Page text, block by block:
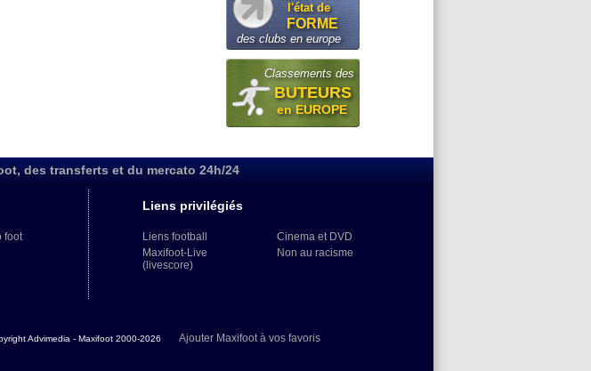
l'état de
FORME
des clubs en europe
Classements des
BUTEURS
en EUROPE
des transferts et du mercato 24h/24
foot
Liens privilégiés
Liens football
Maxifoot-Live
(livescore)
Cinema et DVD
Non au racisme
Advimedia - Maxifoot 2000-2026 Ajouter Maxifoot à vos favoris